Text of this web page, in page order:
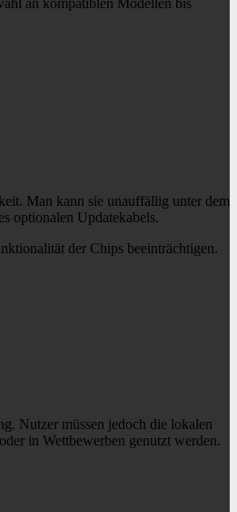
an kompatiblen Modellen bis
Man kann sie unauffällig unter dem
optionalen Updatekabels.
der Chips beeinträchtigen.
Nutzer müssen jedoch die lokalen
in Wettbewerben genutzt werden.